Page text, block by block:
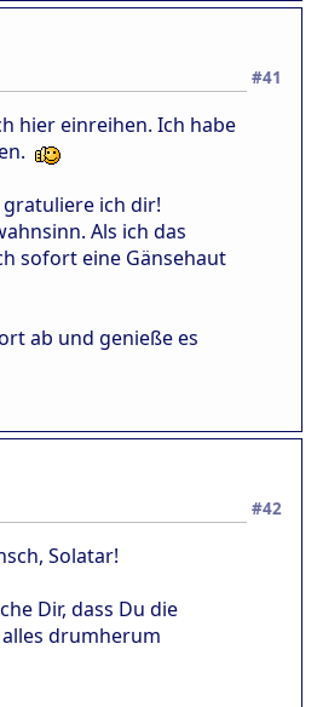
#41
hier einreihen. Ich habe
ich dir!
Als ich das
sofort eine Gänsehaut
ab und genieße es
#42
Solatar!
Dir, dass Du die
drumherum